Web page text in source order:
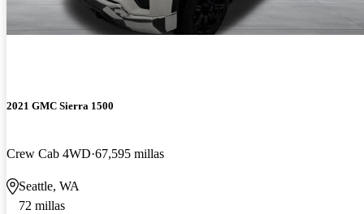
2021 GMC Sierra 1500
Crew Cab 4WD 67,595 millas
Seattle, WA
72 millas